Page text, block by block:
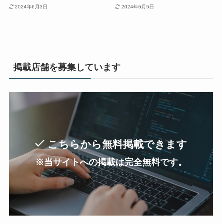
2024年6月3日 2024年6月5日
掲載店舗を募集しています
こちらから無料掲載できます
※当サイトへの掲載は完全無料です。